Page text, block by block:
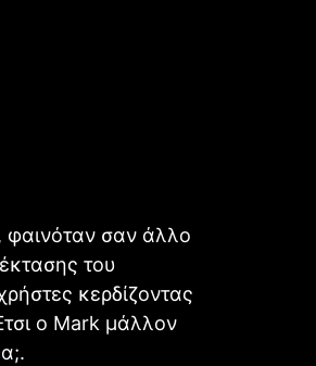
φαινόταν σαν άλλο
του
κερδίζοντας
ο Mark μάλλον